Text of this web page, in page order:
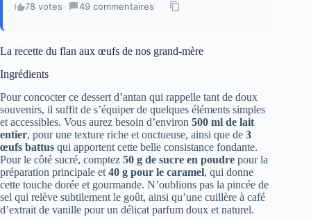
78 votes · 49 commentaires ·
La recette du flan aux œufs de nos grand-mère
Ingrédients
Pour concocter ce dessert d’antan qui rappelle tant de doux
souvenirs, il suffit de s’équiper de quelques éléments simples
et accessibles. Vous aurez besoin d’environ 500 ml de lait
entier, pour une texture riche et onctueuse, ainsi que de 3
œufs battus qui apportent cette belle consistance fondante.
Pour le côté sucré, comptez 50 g de sucre en poudre pour la
préparation principale et 40 g pour le caramel, qui donne
cette touche dorée et gourmande. N’oublions pas la pincée de
sel qui relève subtilement le goût, ainsi qu’une cuillère à café
d’extrait de vanille pour un délicat parfum doux et naturel.